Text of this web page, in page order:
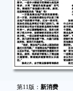
第11版： 新消费